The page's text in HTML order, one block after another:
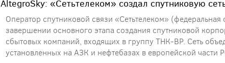
AltegroSky: «Сетьтелеком» создал спутниковую
Оператор спутниковой связи «Сетьтелеком»
завершении основного этапа создания спутниковой
сбытовых компаний, входящих в группу ТНК-ВР. Сеть
установленных на АЗК и нефтебазах в европейской части